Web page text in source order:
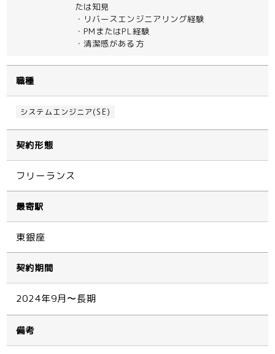
たは知見
・リバースエンジニアリング経験
・PMまたはPL経験
・清潔感がある方
職種
システムエンジニア(SE)
契約形態
フリーランス
最寄駅
東銀座
契約期間
2024年9月〜長期
備考